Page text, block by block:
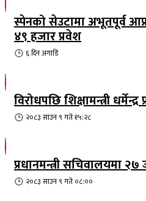
स्पेनको सेउटामा अभूतपूर्व
४९ हजार प्रवेश
६ दिनअगाडि
विरोधपछि शिक्षामन्त्री
२०८३ साउन ९ गते १५:२८
प्रधानमन्त्री सचिवालयमा
२०८३ साउन ९ गते ०८:००